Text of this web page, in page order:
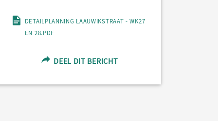
DETAILPLANNING LAAUWIKSTRAAT - WK27
EN 28.PDF
DEEL DIT BERICHT